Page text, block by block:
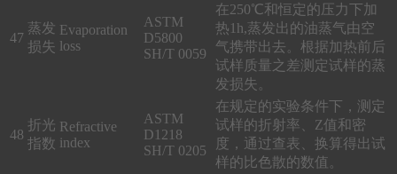
47
蒸发
损失
Evaporation
loss
ASTM
D5800
SH/T 0059
在250℃和恒定的压力下加
热1h,蒸发出的油蒸气由空
气携带出去。根据加热前后
试样质量之差测定试样的蒸
发损失。
48
折光
指数
Refractive
index
ASTM
D1218
SH/T 0205
在规定的实验条件下，测定
试样的折射率、Z值和密
度，通过查表、换算得出试
样的比色散的数值。